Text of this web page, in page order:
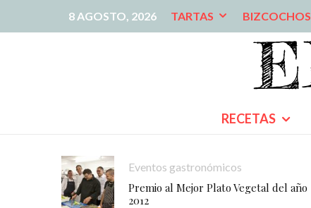
8 AGOSTO, 2026 TARTAS BIZCOCHOS
RECETAS
Eventos gastronómicos
Premio al Mejor Plato Vegetal del año
2012